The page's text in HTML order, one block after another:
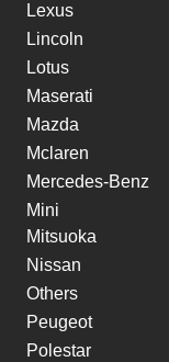
Lexus
Lincoln
Lotus
Maserati
Mazda
Mclaren
Mercedes-Benz
Mini
Mitsuoka
Nissan
Others
Peugeot
Polestar